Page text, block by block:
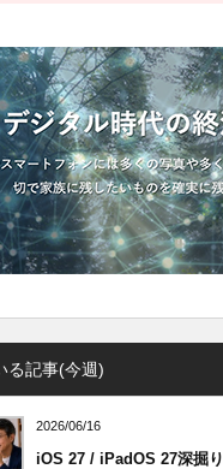
る記事(今週)
2026/06/16
iOS 27 / iPadOS 27深掘